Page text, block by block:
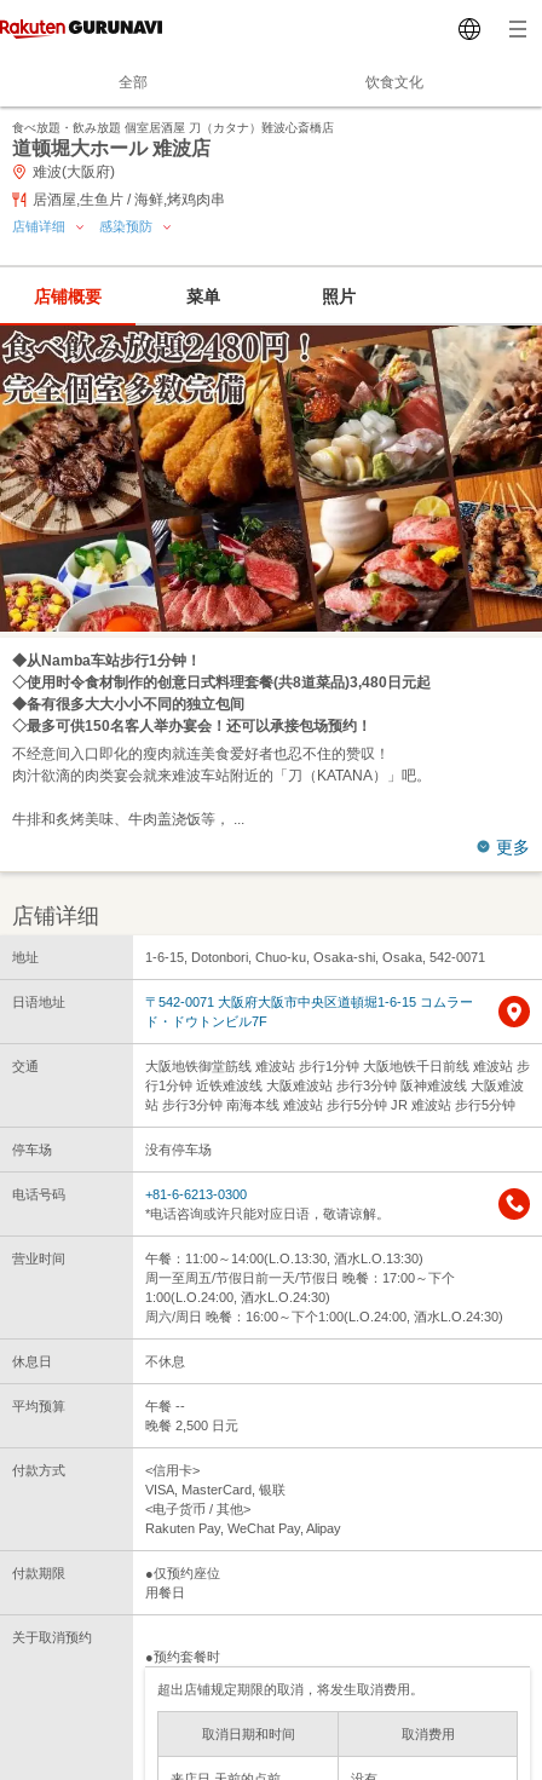
全部 饮食文化
食べ放題・飲み放題 個室居酒屋 刀（カタナ）難波心斎橋店
道顿堀大ホール 难波店
难波(大阪府)
居酒屋,生鱼片 / 海鲜,烤鸡肉串
店铺详细 感染预防
店铺概要 菜单 照片
◆从Namba车站步行1分钟！
◇使用时令食材制作的创意日式料理套餐(共8道菜品)3,480日元起
◆备有很多大大小小不同的独立包间
◇最多可供150名客人举办宴会！还可以承接包场预约！
不经意间入口即化的瘦肉就连美食爱好者也忍不住的赞叹！
肉汁欲滴的肉类宴会就来难波车站附近的「刀（KATANA）」吧。
牛排和炙烤美味、牛肉盖浇饭等，
更多
店铺详细
地址 1-6-15, Dotonbori, Chuo-ku, Osaka-shi, Osaka, 542-0071
日语地址
〒542-0071 大阪府大阪市中央区道頓堀1-6-15 コムラー
ド・ドウトンビル7F
交通
大阪地铁御堂筋线 难波站 步行1分钟 大阪地铁千日前线 难波站 步
行1分钟 近铁难波线 大阪难波站 步行3分钟 阪神难波线 大阪难波
站 步行3分钟 南海本线 难波站 步行5分钟 JR 难波站 步行5分钟
停车场 没有停车场
电话号码
+81-6-6213-0300
*电话咨询或许只能对应日语，敬请谅解。
营业时间
午餐：11:00～14:00(L.O.13:30, 酒水L.O.13:30)
周一至周五/节假日前一天/节假日 晚餐：17:00～下个
1:00(L.O.24:00, 酒水L.O.24:30)
周六/周日 晚餐：16:00～下个1:00(L.O.24:00, 酒水L.O.24:30)
休息日 不休息
平均预算
午餐 --
晚餐 2,500 日元
付款方式
<信用卡>
VISA, MasterCard, 银联
<电子货币 / 其他>
Rakuten Pay, WeChat Pay, Alipay
付款期限
●仅预约座位
用餐日
关于取消预约
●预约套餐时
超出店铺规定期限的取消，将发生取消费用。
取消日期和时间 取消费用